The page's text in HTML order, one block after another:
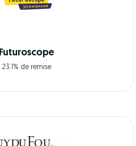
Futuroscope
23.1% de remise